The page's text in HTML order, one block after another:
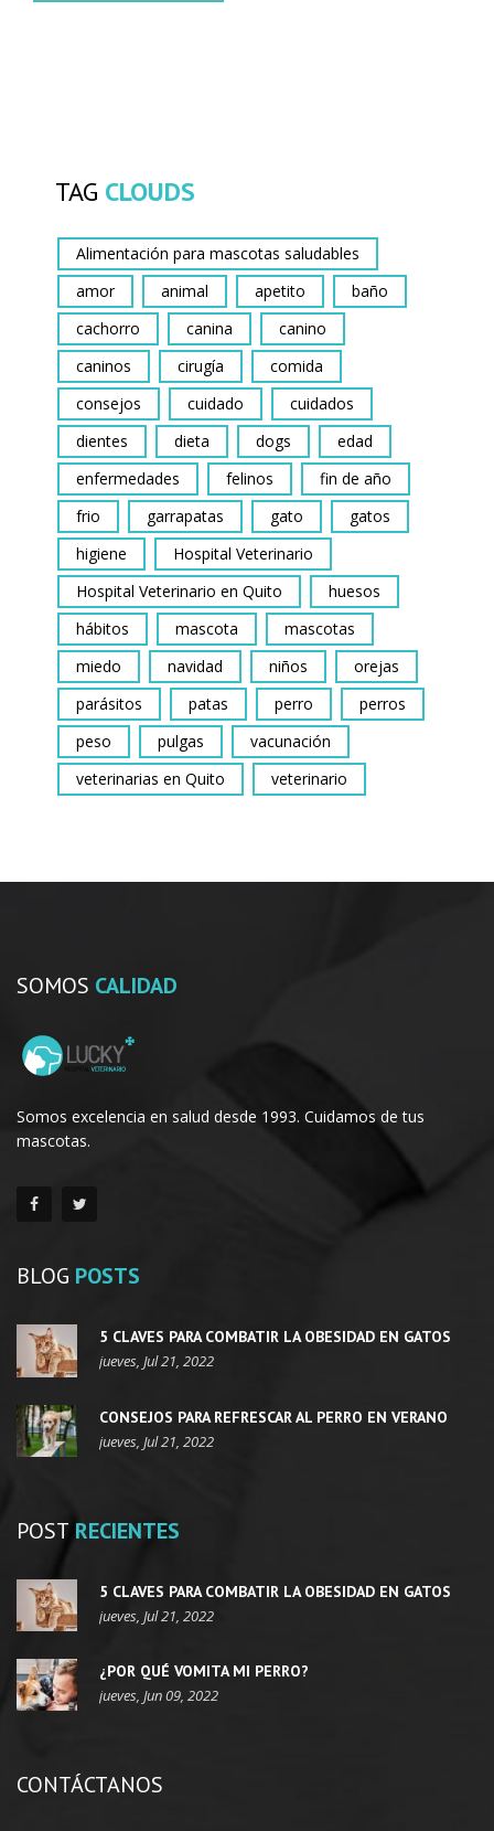
TAG CLOUDS
Alimentación para mascotas saludables
amor
animal apetito
baño
cachorro
canina
canino
caninos
cirugía
comida
consejos
cuidado
cuidados
dientes
dieta dogs
edad
enfermedades
felinos
fin de año
frio
garrapatas gato
gatos
higiene
Hospital Veterinario
Hospital Veterinario en Quito
huesos
hábitos
mascota
mascotas
miedo
navidad niños
orejas
parásitos
patas perro
perros
peso
pulgas
vacunación
veterinarias en Quito
veterinario
SOMOS CALIDAD
Somos excelencia en salud desde 1993. Cuidamos de tus
mascotas.
BLOG POSTS
5 CLAVES PARA COMBATIR LA OBESIDAD EN GATOS
jueves, Jul 21, 2022
CONSEJOS PARA REFRESCAR AL PERRO EN VERANO
jueves, Jul 21, 2022
POST RECIENTES
5 CLAVES PARA COMBATIR LA OBESIDAD EN GATOS
jueves, Jul 21, 2022
¿POR QUÉ VOMITA MI PERRO?
jueves, Jun 09, 2022
CONTÁCTANOS